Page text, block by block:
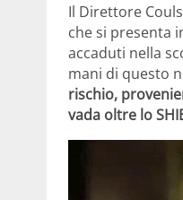
Il Direttore
che si presenta
accaduti nella
mani di questo
rischio,
vada oltre lo